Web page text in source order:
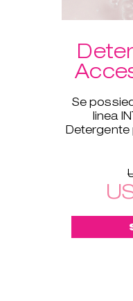
Se
linea
Detergente